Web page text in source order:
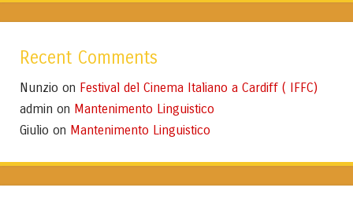
Recent Comments
Nunzio on Festival del Cinema Italiano a Cardiff ( IFFC)
admin on Mantenimento Linguistico
Giulio on Mantenimento Linguistico